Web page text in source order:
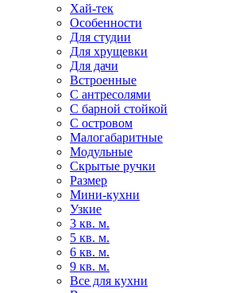
Хай-тек
Особенности
Для студии
Для хрущевки
Для дачи
Встроенные
С антресолями
С барной стойкой
С островом
Малогабаритные
Модульные
Скрытые ручки
Размер
Мини-кухни
Узкие
3 кв. м.
5 кв. м.
6 кв. м.
9 кв. м.
Все для кухни